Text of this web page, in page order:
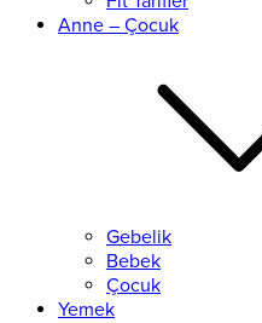
Anne – Çocuk
Gebelik
Bebek
Çocuk
Yemek